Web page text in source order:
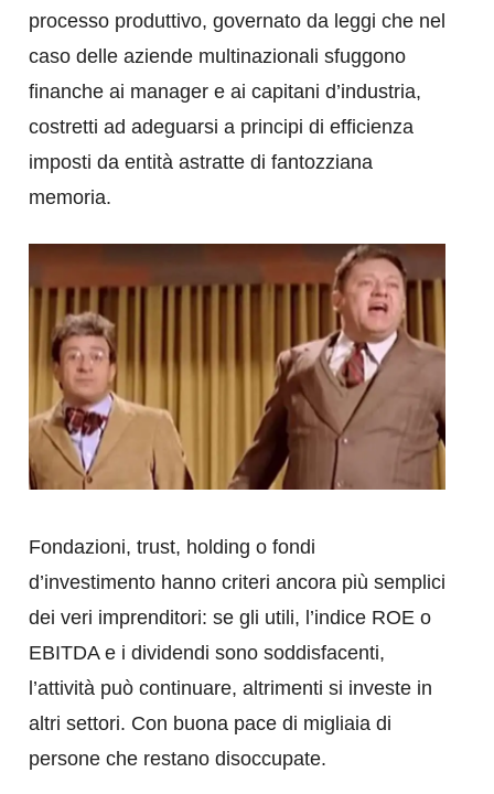
processo produttivo, governato da leggi che nel
caso delle aziende multinazionali sfuggono
finanche ai manager e ai capitani d’industria,
costretti ad adeguarsi a principi di efficienza
imposti da entità astratte di fantozziana
memoria.
Fondazioni, trust, holding o fondi
d’investimento hanno criteri ancora più semplici
dei veri imprenditori: se gli utili, l’indice ROE o
EBITDA e i dividendi sono soddisfacenti,
l’attività può continuare, altrimenti si investe in
altri settori. Con buona pace di migliaia di
persone che restano disoccupate.